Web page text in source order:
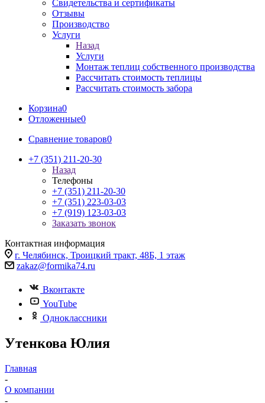
Свидетельства и сертификаты
Отзывы
Производство
Услуги
Назад
Услуги
Монтаж теплиц собственного производства
Рассчитать стоимость теплицы
Рассчитать стоимость забора
Корзина0
Отложенные0
Сравнение товаров0
+7 (351) 211-20-30
Назад
Телефоны
+7 (351) 211-20-30
+7 (351) 223-03-03
+7 (919) 123-03-03
Заказать звонок
Контактная информация
г. Челябинск, Троицкий тракт, 48Б, 1 этаж
zakaz@formika74.ru
Вконтакте
YouTube
Одноклассники
Утенкова Юлия
Главная
-
О компании
-